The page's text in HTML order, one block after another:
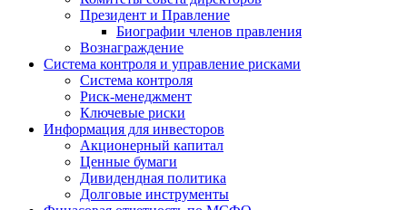
Президент и Правление
Биографии членов правления
Вознаграждение
Система контроля и управление рисками
Система контроля
Риск-менеджмент
Ключевые риски
Информация для инвесторов
Акционерный капитал
Ценные бумаги
Дивидендная политика
Долговые инструменты